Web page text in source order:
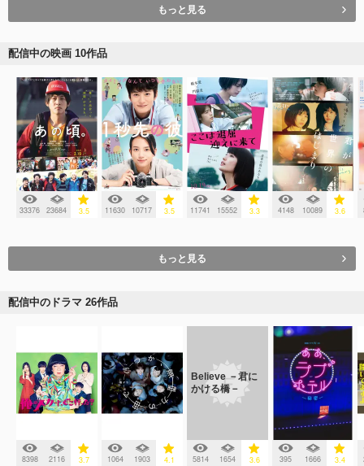
もっと見る
配信中の映画 10作品
33376 23684 3.5 11630 10717 3.5 11741 15552 3.3 4148 10089 3.6
もっと見る
配信中のドラマ 26作品
8398 2116 3.7 1064 1903 4.1
Believe －君に
かける橋－
5814 1654 3.6 395 1666 3.4